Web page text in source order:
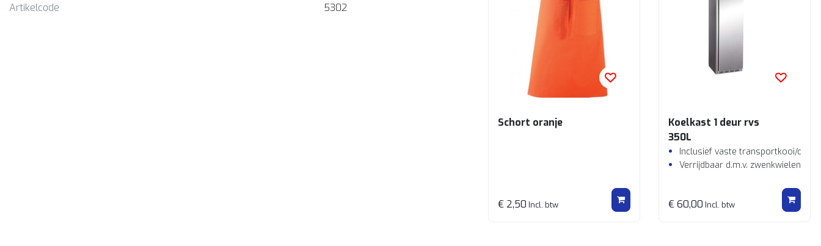
Artikelcode
5302
Schort oranje
€ 2,50 Incl. btw
Koelkast 1 deur rvs
350L
Inclusief vaste transportkooi/
Verrijdbaar d.m.v. zwenkwielen
€ 60,00 Incl. btw